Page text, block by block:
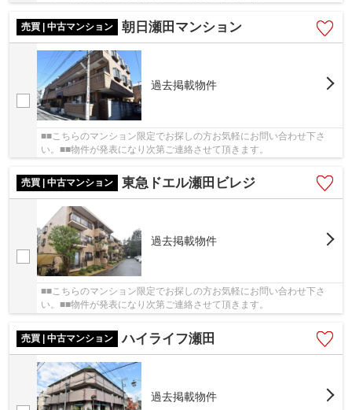
売買 | 中古マンション 朝日瀬田マンション
過去掲載物件
■■こちらのマンション限定でお探しの方お気軽にお問い合わせ下さ
い。■■物件が発表になり次第ご連絡させて頂きます。
売買 | 中古マンション 東急ドエル瀬田ビレジ
過去掲載物件
■■こちらのマンション限定でお探しの方お気軽にお問い合わせ下さ
い。■■物件が発表になり次第ご連絡させて頂きます。
売買 | 中古マンション ハイライフ瀬田
過去掲載物件